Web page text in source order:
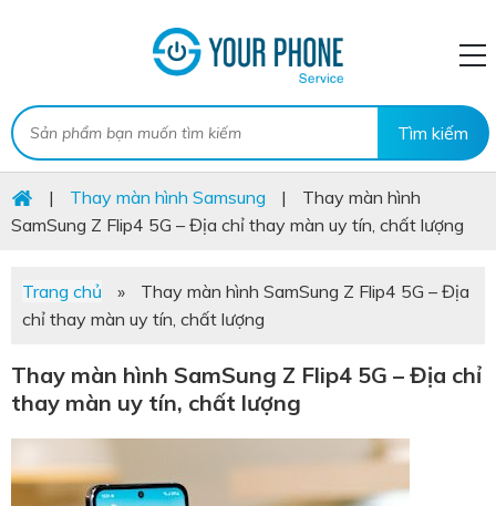
| Thay màn hình Samsung |
Thay màn hình
SamSung Z Flip4 5G – Địa chỉ thay màn uy tín, chất lượng
Trang chủ »
Thay màn hình SamSung Z Flip4 5G – Địa
chỉ thay màn uy tín, chất lượng
Thay màn hình SamSung Z Flip4 5G – Địa chỉ
thay màn uy tín, chất lượng